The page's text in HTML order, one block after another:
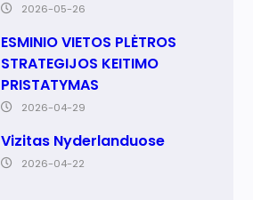
2026-05-26
ESMINIO VIETOS PLĖTROS
STRATEGIJOS KEITIMO
PRISTATYMAS
2026-04-29
Vizitas Nyderlanduose
2026-04-22